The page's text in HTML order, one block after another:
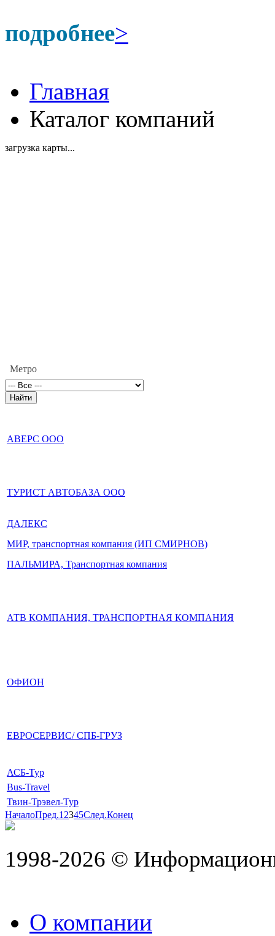
подробнее>
Главная
Каталог компаний
загрузка карты...
Метро
АВЕРС ООО
ТУРИСТ АВТОБАЗА ООО
ДАЛЕКС
МИР, транспортная компания (ИП СМИРНОВ)
ПАЛЬМИРА, Транспортная компания
АТВ КОМПАНИЯ, ТРАНСПОРТНАЯ КОМПАНИЯ
ОФИОН
ЕВРОСЕРВИС/ СПБ-ГРУЗ
АСБ-Тур
Bus-Travel
Твин-Трэвел-Тур
НачалоПред.1 2345След.Конец
1998-2026 ©
О компании